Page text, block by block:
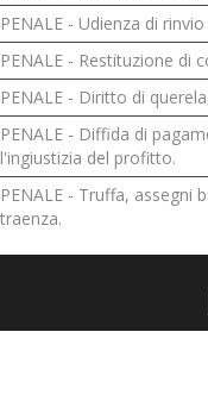
PENALE - Udienza di
PENALE - Restituzione di
PENALE - Diritto di
PENALE - Diffida di
l'ingiustizia del profitto.
PENALE - Truffa, assegni
traenza.